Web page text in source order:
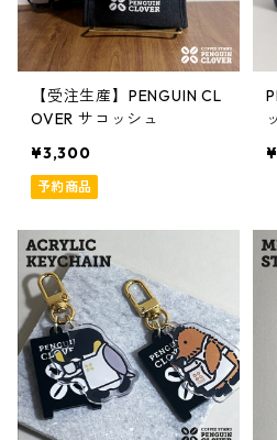
【受注生産】PENGUIN CL
OVER サコッシュ
¥3,300
予約商品